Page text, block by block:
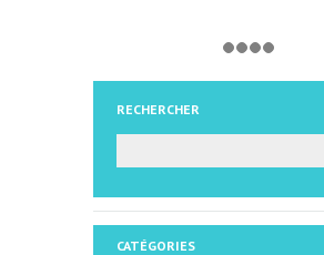
RECHERCHER
CATÉGORIES